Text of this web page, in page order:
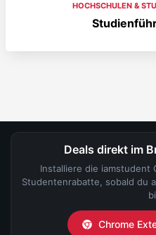
HOCHSCHULEN &
Deals direkt im
Installiere die iamstudent
Studentenrabatte, sobald du
Chrome